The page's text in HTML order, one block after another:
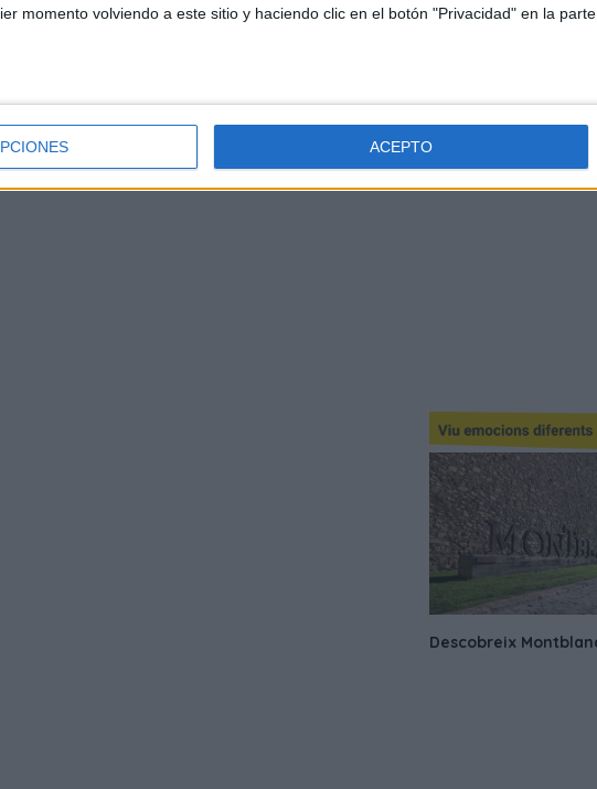
momento volviendo a este sitio y haciendo clic en el botón "Privacidad" en la parte
ACEPTO